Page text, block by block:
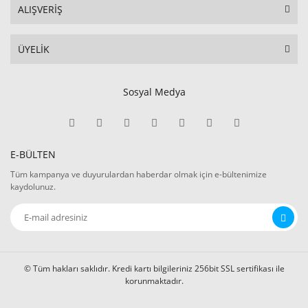
ALIŞVERİŞ
ÜYELİK
Sosyal Medya
E-BÜLTEN
Tüm kampanya ve duyurulardan haberdar olmak için e-bültenimize
kaydolunuz.
© Tüm hakları saklıdır. Kredi kartı bilgileriniz 256bit SSL sertifikası ile
korunmaktadır.